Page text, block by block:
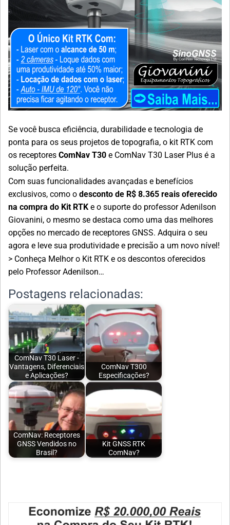
Se você busca eficiência, durabilidade e tecnologia de
ponta para os seus projetos de topografia, o kit RTK com
os receptores ComNav T30 e ComNav T30 Laser Plus é a
solução perfeita.
Com suas funcionalidades avançadas e benefícios
exclusivos, como o desconto de R$ 8.365 reais oferecido
na compra do Kit RTK e o suporte do professor Adenilson
Giovanini, o mesmo se destaca como uma das melhores
opções no mercado de receptores GNSS. Adquira o seu
agora e leve sua produtividade e precisão a um novo nível!
> Conheça Melhor o Kit RTK e os descontos oferecidos
pelo Professor Adenilson…
Postagens relacionadas:
ComNav T30 Laser -
Vantagens, Diferenciais
e Aplicações?
ComNav T300
Especificações?
ComNav: Receptores
GNSS Vendidos no
Brasil?
Kit GNSS RTK
ComNav?